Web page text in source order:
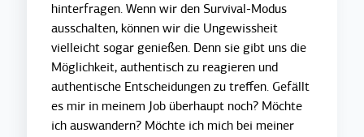
hinterfragen. Wenn wir den Survival-Modus
ausschalten, können wir die Ungewissheit
vielleicht sogar genießen. Denn sie gibt uns die
Möglichkeit, authentisch zu reagieren und
authentische Entscheidungen zu treffen. Gefällt
es mir in meinem Job überhaupt noch? Möchte
ich auswandern? Möchte ich mich bei meiner